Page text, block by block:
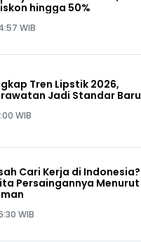
hingga 50%
WIB
Tren Lipstik 2026,
Jadi Standar Baru
WIB
Cari Kerja di Indonesia?
Persaingannya Menurut
WIB